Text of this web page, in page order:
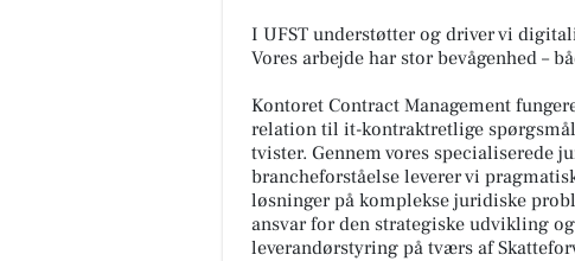
I UFST understøtter og driver vi
Vores arbejde har stor bevågenhed –
Kontoret Contract Management
relation til it-kontraktretlige
tvister. Gennem vores specialiserede
brancheforståelse leverer vi
løsninger på komplekse juridiske
ansvar for den strategiske udvikling
leverandørstyring på tværs af